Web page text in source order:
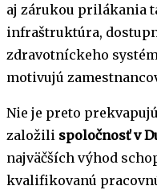
aj zárukou prilákania
infraštruktúra,
zdravotníckeho
motivujú
Nie je preto
založili spoločnosť v
najväčších výhod
kvalifikovanú